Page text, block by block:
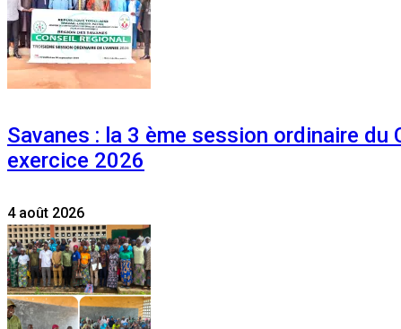
Savanes : la 3 ème session ordinaire du
exercice 2026
4 août 2026